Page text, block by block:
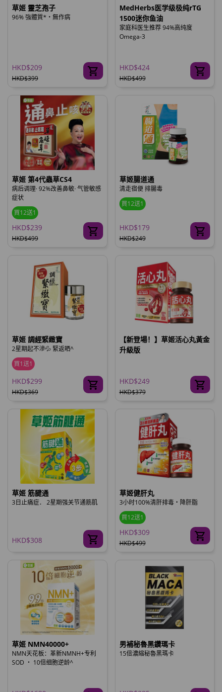
草姬 靈芝孢子
96% 強體質*‧無作病
HKD$209
HKD$399
MedHerbs医学级极纯rTG
1500迷你鱼油
家庭科医生推荐 94%高纯度
Omega-3
HKD$424
HKD$499
草姬 第4代蟲草CS4
病后调理· 92%改善鼻敏· 气管敏感
症状
買12送1
HKD$239
HKD$499
草姬腸道通
清走宿便 排腸毒
買12送1
HKD$179
HKD$249
草姬 調經緊緻寶
2星期起不滲💦 緊返晒^
買1送1
HKD$299
HKD$369
【新登場！】草姬活心丸黃金
升級版
HKD$249
HKD$379
草姬 筋腱通
3日止痛症． 2星期强关节通筋肌
HKD$308
草姬健肝丸
3小时100%清肝排毒‧降肝脂
買12送1
HKD$309
HKD$499
草姬 NMN40000+
NMN天花板：革新NMNH+专利
SOD ‧ 10倍细胞逆龄^
男補秘魯黑鑽瑪卡
15倍濃縮秘魯黑瑪卡